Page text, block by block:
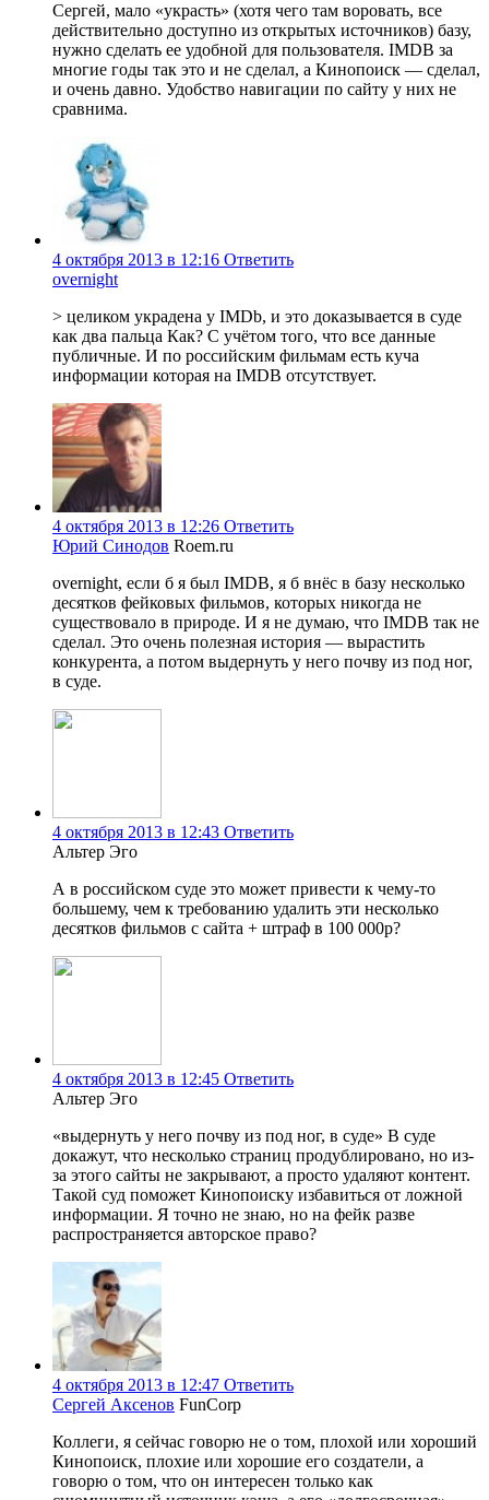
Сергей, мало «украсть» (хотя чего там воровать, все
действительно доступно из открытых источников) базу,
нужно сделать ее удобной для пользователя. IMDB за
многие годы так это и не сделал, а Кинопоиск — сделал,
и очень давно. Удобство навигации по сайту у них не
сравнима.
4 октября 2013 в 12:16 Ответить
overnight
> целиком украдена у IMDb, и это доказывается в суде
как два пальца Как? С учётом того, что все данные
публичные. И по российским фильмам есть куча
информации которая на IMDB отсутствует.
4 октября 2013 в 12:26 Ответить
Юрий Синодов Roem.ru
overnight, если б я был IMDB, я б внёс в базу несколько
десятков фейковых фильмов, которых никогда не
существовало в природе. И я не думаю, что IMDB так не
сделал. Это очень полезная история — вырастить
конкурента, а потом выдернуть у него почву из под ног,
в суде.
4 октября 2013 в 12:43 Ответить
Альтер Эго
А в российском суде это может привести к чему-то
большему, чем к требованию удалить эти несколько
десятков фильмов с сайта + штраф в 100 000р?
4 октября 2013 в 12:45 Ответить
Альтер Эго
«выдернуть у него почву из под ног, в суде» В суде
докажут, что несколько страниц продублировано, но из-
за этого сайты не закрывают, а просто удаляют контент.
Такой суд поможет Кинопоиску избавиться от ложной
информации. Я точно не знаю, но на фейк разве
распространяется авторское право?
4 октября 2013 в 12:47 Ответить
Сергей Аксенов FunCorp
Коллеги, я сейчас говорю не о том, плохой или хороший
Кинопоиск, плохие или хорошие его создатели, а
говорю о том, что он интересен только как